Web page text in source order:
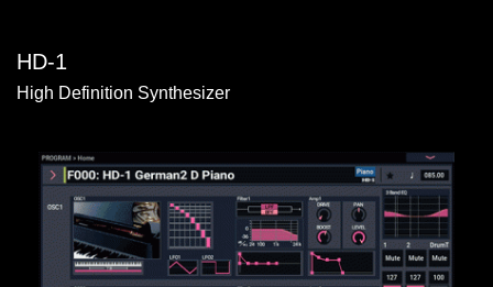
HD-1
High Definition Synthesizer